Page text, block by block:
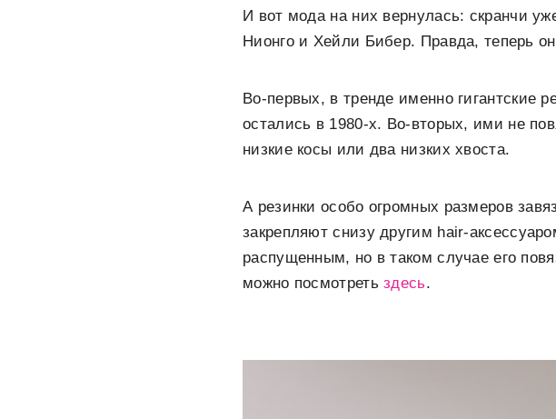
И вот мода на них вернулась: скранчи
Нионго и Хейли Бибер. Правда, теперь
Во-первых, в тренде именно гигантские
остались в 1980-х. Во-вторых, ими не
низкие косы или два низких хвоста.
А резинки особо огромных размеров
закрепляют снизу другим hair-
распущенным, но в таком случае его
можно посмотретьздесь.